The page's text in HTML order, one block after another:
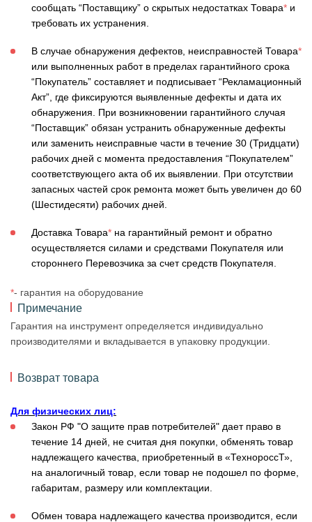
сообщать “Поставщику” о скрытых недостатках Товара* и
требовать их устранения.
В случае обнаружения дефектов, неисправностей Товара*
или выполненных работ в пределах гарантийного срока
“Покупатель” составляет и подписывает “Рекламационный
Акт”, где фиксируются выявленные дефекты и дата их
обнаружения. При возникновении гарантийного случая
“Поставщик” обязан устранить обнаруженные дефекты
или заменить неисправные части в течение 30 (Тридцати)
рабочих дней с момента предоставления “Покупателем”
соответствующего акта об их выявлении. При отсутствии
запасных частей срок ремонта может быть увеличен до 60
(Шестидесяти) рабочих дней.
Доставка Товара* на гарантийный ремонт и обратно
осуществляется силами и средствами Покупателя или
стороннего Перевозчика за счет средств Покупателя.
*- гарантия на оборудование
Примечание
Гарантия на инструмент определяется индивидуально
производителями и вкладывается в упаковку продукции.
Возврат товара
Для физических лиц:
Закон РФ "О защите прав потребителей" дает право в
течение 14 дней, не считая дня покупки, обменять товар
надлежащего качества, приобретенный в «ТехнороссТ»,
на аналогичный товар, если товар не подошел по форме,
габаритам, размеру или комплектации.
Обмен товара надлежащего качества производится, если